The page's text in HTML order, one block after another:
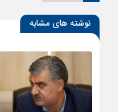
نوشته های مشابه